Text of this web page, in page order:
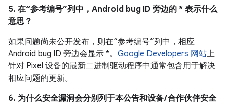
5. 在“参考编号”列中，Android bug ID 旁边的 * 表示什么
意思？
如果问题尚未公开发布，则在“参考编号”列中，相应
Android bug ID 旁边会显示 *。 Google Developers 网站上
针对 Pixel 设备的最新二进制驱动程序中通常包含用于解决
相应问题的更新。
6. 为什么安全漏洞会分别列于本公告和设备 / 合作伙伴安全